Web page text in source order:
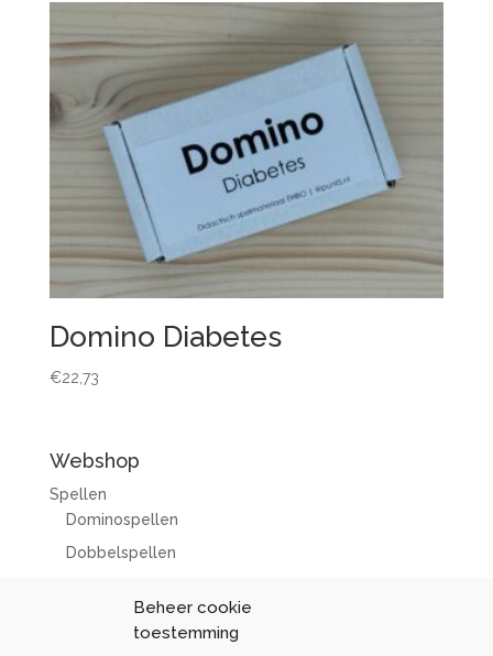
Beheer cookie
toestemming
Domino Diabetes
€22,73
Webshop
Spellen
Dominospellen
Dobbelspellen
Overig lesmateriaal